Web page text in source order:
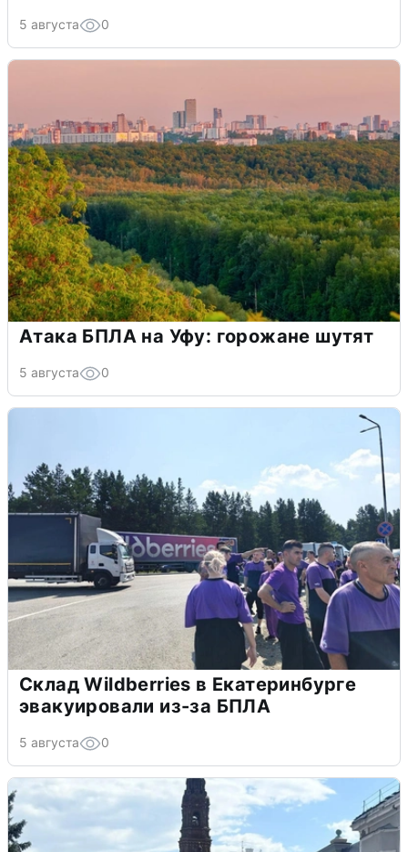
5 августа 0
Атака БПЛА на Уфу: горожане шутят
5 августа 0
Склад Wildberries в Екатеринбурге
эвакуировали из-за БПЛА
5 августа 0